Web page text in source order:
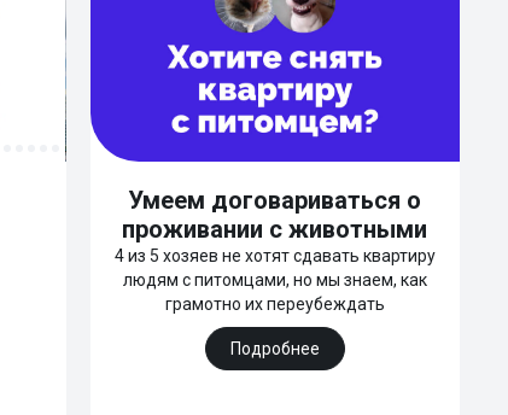
Умеем договариваться о
проживании с животными
4 из 5 хозяев не хотят сдавать квартиру
людям с питомцами, но мы знаем, как
грамотно их переубеждать
Подробнее